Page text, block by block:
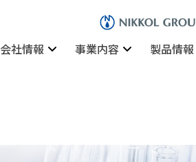
会社情報 事業内容 製品情報